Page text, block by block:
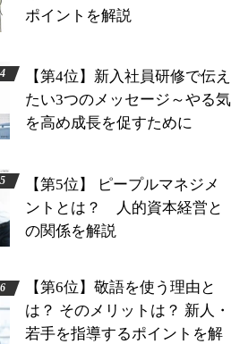
ポイントを解説
【第4位】新入社員研修で伝え
たい3つのメッセージ～やる気
を高め成長を促すために
【第5位】 ピープルマネジメ
ントとは？ 人的資本経営と
の関係を解説
【第6位】敬語を使う理由と
は？ そのメリットは？ 新人・
若手を指導するポイントを解